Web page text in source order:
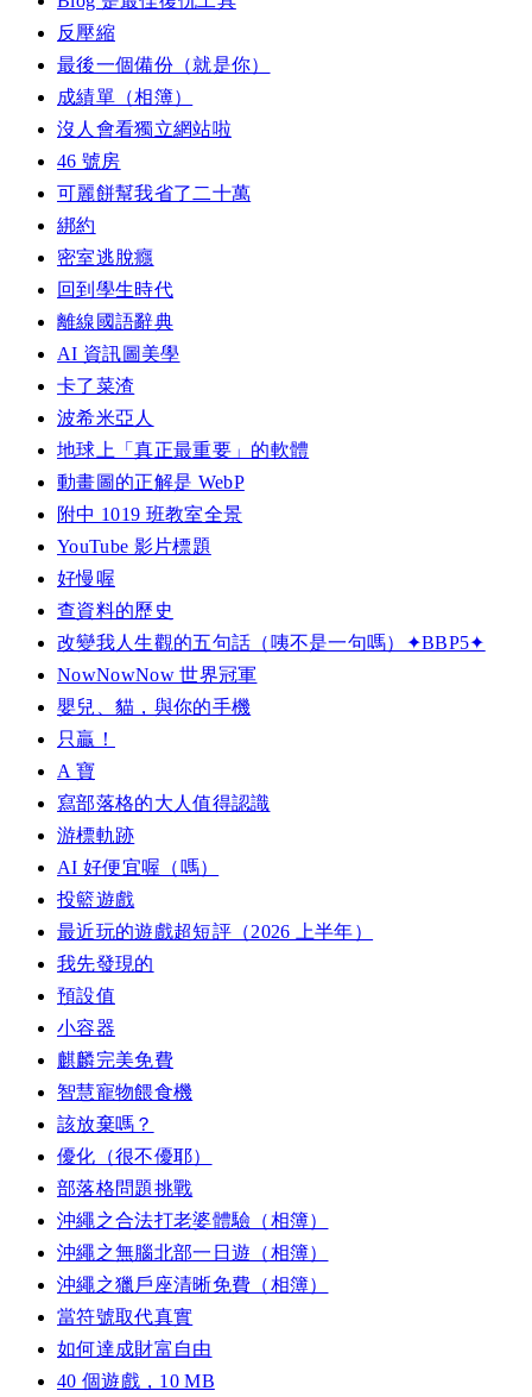
反壓縮
最後一個備份（就是你）
成績單（相簿）
沒人會看獨立網站啦
46 號房
可麗餅幫我省了二十萬
綁約
密室逃脫癮
回到學生時代
離線國語辭典
AI 資訊圖美學
卡了菜渣
波希米亞人
地球上「真正最重要」的軟體
動畫圖的正解是 WebP
附中 1019 班教室全景
YouTube 影片標題
好慢喔
查資料的歷史
改變我人生觀的五句話（咦不是一句嗎）✦BBP5✦
NowNowNow 世界冠軍
嬰兒、貓，與你的手機
只贏！
A 寶
寫部落格的大人值得認識
游標軌跡
AI 好便宜喔（嗎）
投籃遊戲
最近玩的遊戲超短評（2026 上半年）
我先發現的
預設值
小容器
麒麟完美免費
智慧寵物餵食機
該放棄嗎？
優化（很不優耶）
部落格問題挑戰
沖繩之合法打老婆體驗（相簿）
沖繩之無腦北部一日遊（相簿）
沖繩之獵戶座清晰免費（相簿）
當符號取代真實
如何達成財富自由
40 個遊戲，10 MB